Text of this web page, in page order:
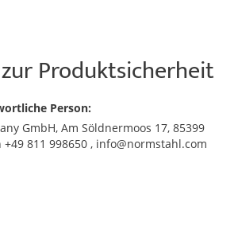
Produktsicherheit
Person:
GmbH, Am Söldnermoos 17, 85399
811 998650 , info@normstahl.com